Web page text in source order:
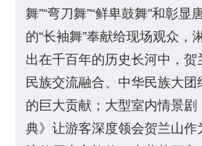
舞”“弯刀舞”“鲜卑鼓舞”和彰显
的“长袖舞”奉献给现场观众，
出在千百年的历史长河中，贺
民族交流融合、中华民族大团
的巨大贡献；大型室内情景剧
典》让游客深度领会贺兰山作